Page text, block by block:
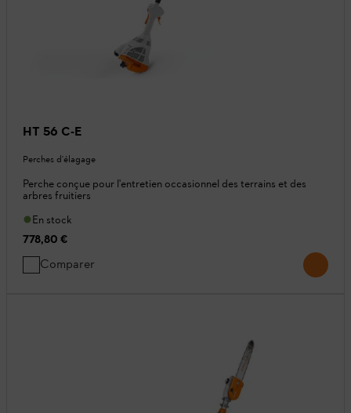
HT 56 C-E
Perches d'élagage
Perche conçue pour l'entretien occasionnel des terrains et des
arbres fruitiers
En stock
778,80 €
Comparer